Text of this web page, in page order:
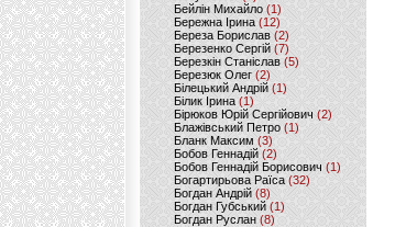
Бейлін Михайло (1)
Бережна Ірина(12)
Береза Борислав(2)
Березенко Сергій (7)
Березкін Станіслав (5)
Березюк Олег(2)
Білецький Андрій (1)
Білик Ірина (1)
Бірюков Юрій Сергійович (2)
Блажівський Петро (1)
Бланк Максим(3)
Бобов Геннадій (2)
Бобов Геннадій Борисович (1)
Богартирьова Раїса (32)
Богдан Андрій(8)
Богдан Губський (1)
Богдан Руслан(8)